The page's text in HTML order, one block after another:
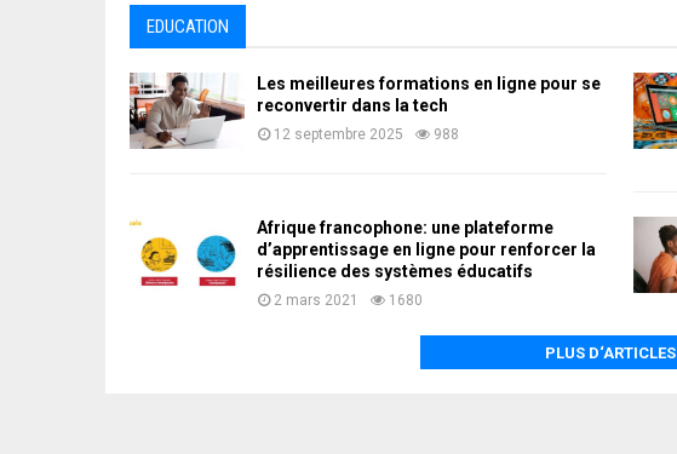
EDUCATION
Les meilleures formations en ligne pour se
reconvertir dans la tech
12 septembre 2025 988
Afrique francophone: une plateforme
d’apprentissage en ligne pour renforcer la
résilience des systèmes éducatifs
2 mars 2021 1680
PLUS D‘ARTICLES